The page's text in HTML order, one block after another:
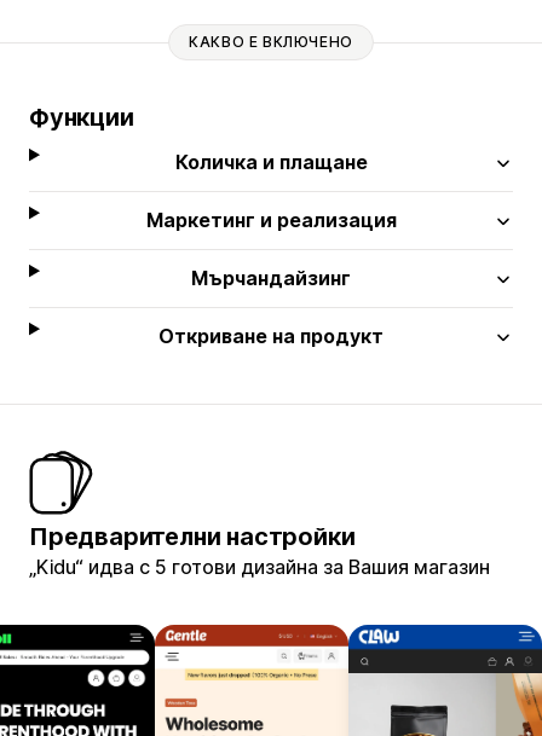
КАКВО Е ВКЛЮЧЕНО
Функции
Количка и плащане
Маркетинг и реализация
Мърчандайзинг
Откриване на продукт
Предварителни настройки
„Kidu“ идва с 5 готови дизайна за Вашия магазин